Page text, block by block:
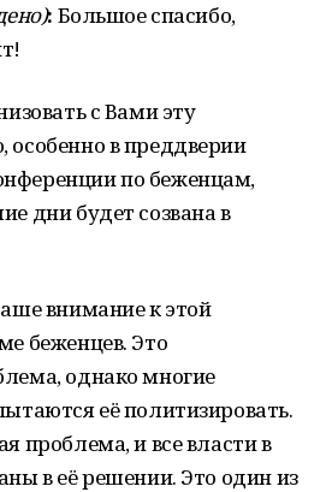
: Большое спасибо,
с Вами эту
в преддверии
по беженцам,
дни будет созвана в
внимание к этой
беженцев. Это
однако многие
её политизировать.
проблема, и все власти в
в её решении. Это один из